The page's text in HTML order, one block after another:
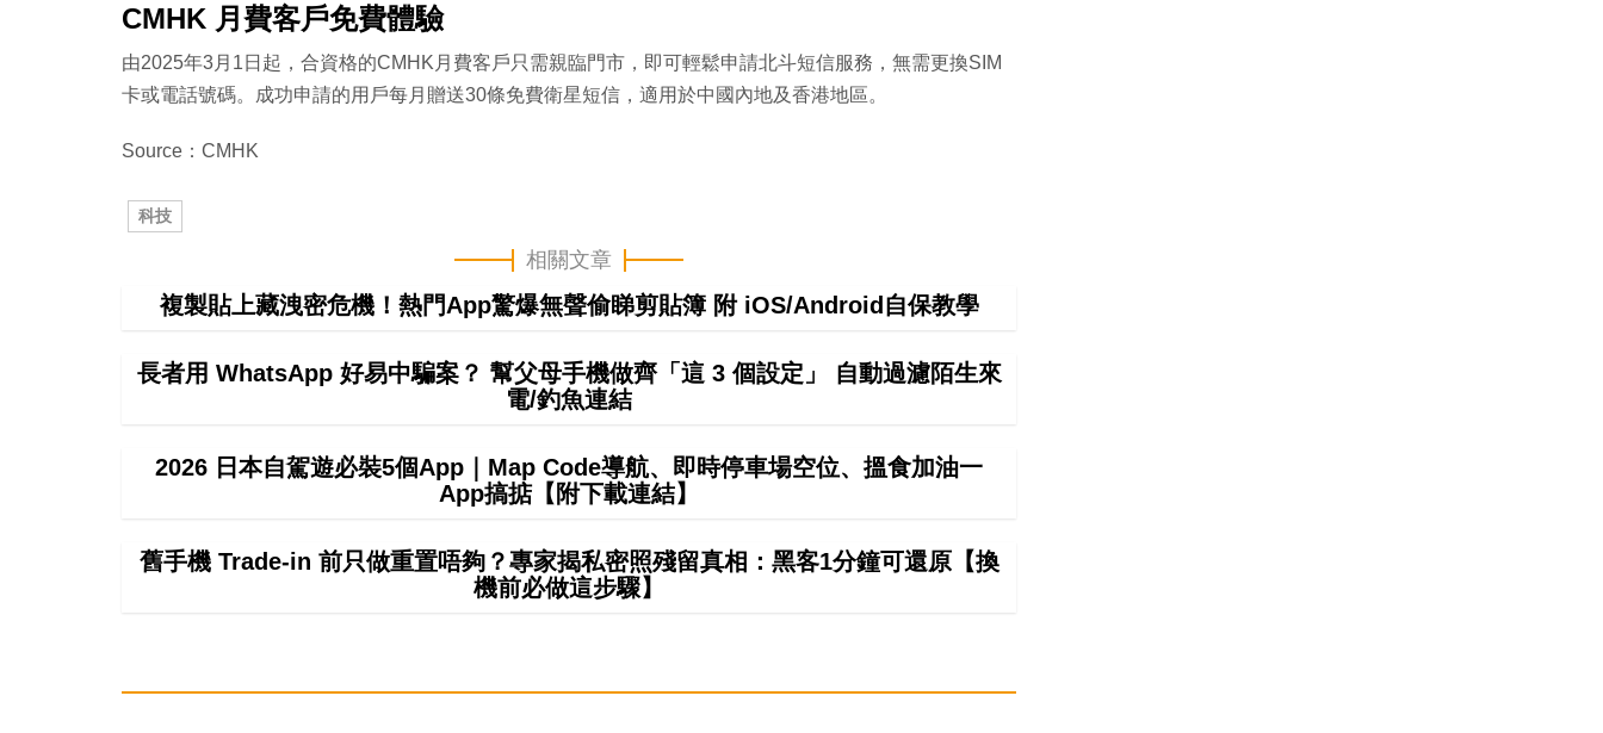
CMHK 月費客戶免費體驗
由2025年3月1日起，合資格的CMHK月費客戶只需親臨門市，即可輕鬆申請北斗短信服務，無需更換SIM
卡或電話號碼。成功申請的用戶每月贈送30條免費衛星短信，適用於中國內地及香港地區。
Source：CMHK
科技
相關文章
複製貼上藏洩密危機！熱門App驚爆無聲偷睇剪貼簿 附 iOS/Android自保教學
長者用 WhatsApp 好易中騙案？ 幫父母手機做齊「這 3 個設定」 自動過濾陌生來
電/釣魚連結
2026 日本自駕遊必裝5個App｜Map Code導航、即時停車場空位、搵食加油一
App搞掂【附下載連結】
舊手機 Trade-in 前只做重置唔夠？專家揭私密照殘留真相：黑客1分鐘可還原【換
機前必做這步驟】